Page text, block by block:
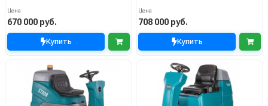
Цена
670 000 руб.
Купить
Цена
708 000 руб.
Купить